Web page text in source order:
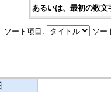
あるいは、最初の数
ソート項目: ソー